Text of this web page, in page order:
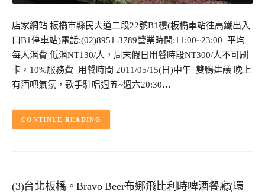
店家網站 板橋市縣民大道二段22號B1樓(板橋車站往高鐵出入
口B1停車站)電話:(02)8951-3789營業時間:11:00~23:00 平均
每人消費 低消NT130/人，周末假日用餐時段NT300/人不可刷
卡，10%服務費 用餐時間 2011/05/15(日)中午 雙鴨建議 晚上
有酒吧氣氛，歌手駐唱週五~週六20:30…
CONTINUE READING
(3)台北板橋。Bravo Beer布娜飛比利時啤酒餐廳(環